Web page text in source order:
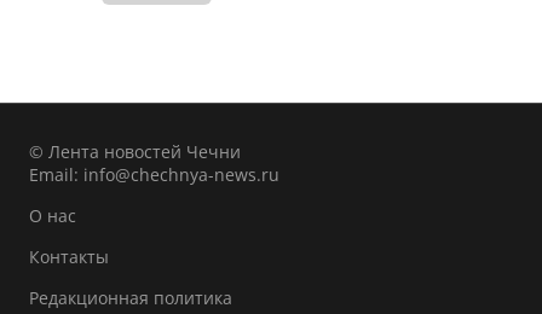
© Лента новостей Чечни
Email: info@chechnya-news.ru
О нас
Контакты
Редакционная политика